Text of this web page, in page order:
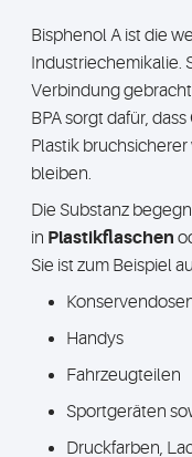
Bisphenol A ist die
Industriechemikalie.
Verbindung
BPA sorgt dafür, dass
Plastik
bleiben.
Die Substanz
in Plastikflaschen
Sie ist zum Beispiel
Handys
Fahrzeugteilen
Sportgeräten
Druckfarben,